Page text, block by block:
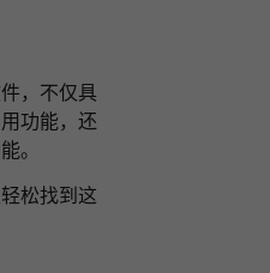
，不仅具
功能，还
。
松找到这